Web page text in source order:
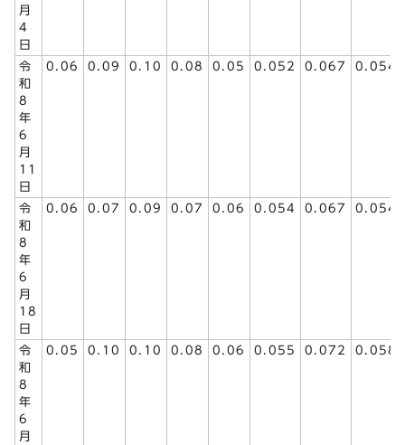
月
4
日
令
和
8
年
6
月
11
日
0.06 0.09 0.10 0.08 0.05 0.052 0.067 0.054
令
和
8
年
6
月
18
日
0.06 0.07 0.09 0.07 0.06 0.054 0.067 0.054
令
和
8
年
6
月
0.05 0.10 0.10 0.08 0.06 0.055 0.072 0.058